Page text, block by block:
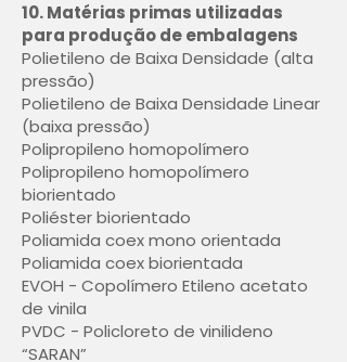
10. Matérias primas utilizadas
para produção de embalagens
Polietileno de Baixa Densidade (alta
pressão)
Polietileno de Baixa Densidade Linear
(baixa pressão)
Polipropileno homopolímero
Polipropileno homopolímero
biorientado
Poliéster biorientado
Poliamida coex mono orientada
Poliamida coex biorientada
EVOH - Copolímero Etileno acetato
de vinila
PVDC - Policloreto de vinilideno
“SARAN”